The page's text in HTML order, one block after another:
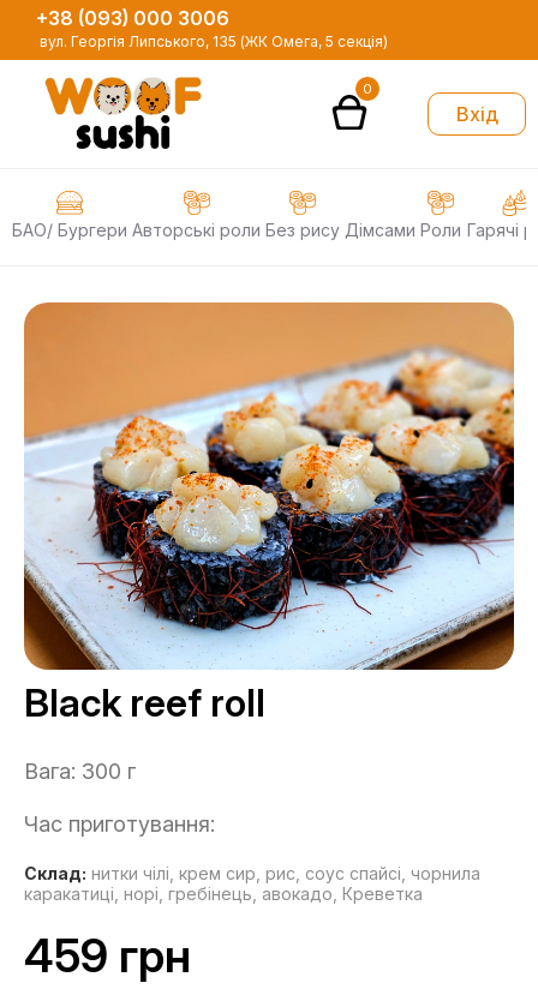
+38 (093) 000 3006
вул. Георгія Липського, 135 (ЖК Омега, 5 секція)
0
Вхід
БАО/ Бургери Авторські роли Без рису Дімсами Роли Гарячі
Black reef roll
Вага: 300 г
Час приготування:
Склад: нитки чілі, крем сир, рис, соус спайсі, чорнила
каракатиці, норі, гребінець, авокадо, Креветка
459 грн